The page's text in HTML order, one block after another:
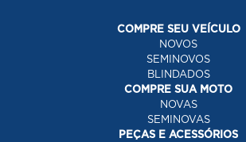
COMPRE SEU VEÍCULO
NOVOS
SEMINOVOS
BLINDADOS
COMPRE SUA MOTO
NOVAS
SEMINOVAS
PEÇAS E ACESSÓRIOS